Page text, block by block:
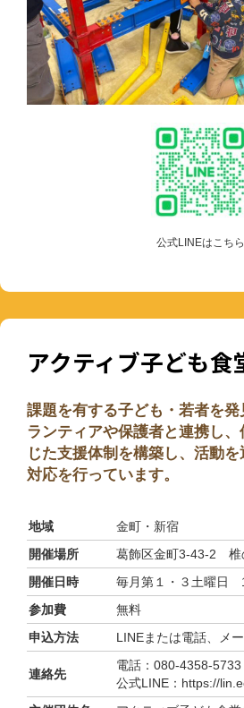
公式LINEはこちら
アクティブ子ども食
課題を有する子ども・若者を
ランティアや保護者と連携し
じた支援体制を構築し、活動
対応を行っています。
地域
金町・新宿
開催場所
葛飾区金町3-43-2 椎
開催日時
毎月第１・３土曜日
参加費
無料
申込方法
LINEまたは電話、メ
連絡先
電話：080-4358-
公式LINE：https://